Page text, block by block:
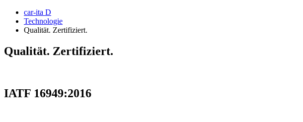
car-ita D
Technologie
Qualität. Zertifiziert.
Qualität. Zertifiziert.
IATF 16949:2016